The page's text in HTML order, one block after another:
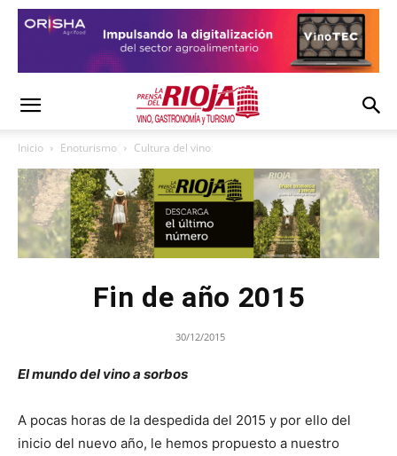
Inicio Enoturismo Cultura del vino
Fin de año 2015
30/12/2015
El mundo del vino a sorbos
A pocas horas de la despedida del 2015 y por ello del
inicio del nuevo año, le hemos propuesto a nuestro